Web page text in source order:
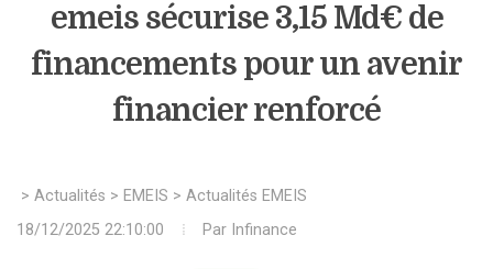
emeis sécurise 3,15 Md€ de
financements pour un avenir
financier renforcé
> Actualités > EMEIS > Actualités EMEIS
18/12/2025 22:10:00
Par Infinance